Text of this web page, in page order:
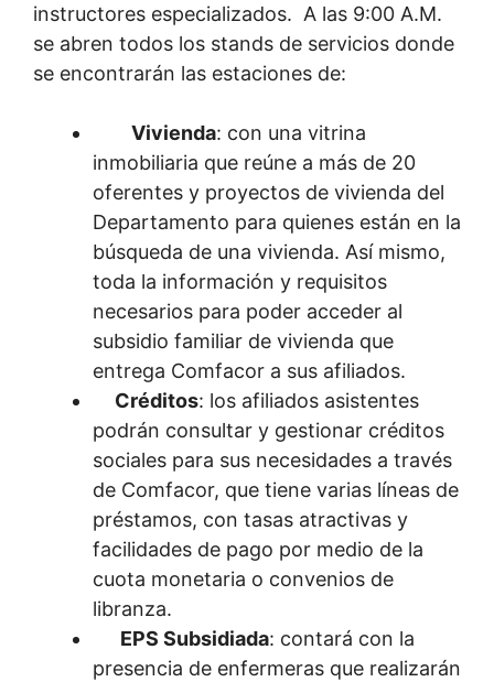
instructores especializados. A las 9:00 A.M.
se abren todos los stands de servicios donde
se encontrarán las estaciones de:
Vivienda: con una vitrina
inmobiliaria que reúne a más de 20
oferentes y proyectos de vivienda del
Departamento para quienes están en la
búsqueda de una vivienda. Así mismo,
toda la información y requisitos
necesarios para poder acceder al
subsidio familiar de vivienda que
entrega Comfacor a sus afiliados.
Créditos: los afiliados asistentes
podrán consultar y gestionar créditos
sociales para sus necesidades a través
de Comfacor, que tiene varias líneas de
préstamos, con tasas atractivas y
facilidades de pago por medio de la
cuota monetaria o convenios de
libranza.
EPS Subsidiada: contará con la
presencia de enfermeras que realizarán